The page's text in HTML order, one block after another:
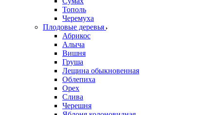
Тополь
Черемуха
Плодовые деревья
Абрикос
Алыча
Вишня
Груша
Лещина обыкновенная
Облепиха
Орех
Слива
Черешня